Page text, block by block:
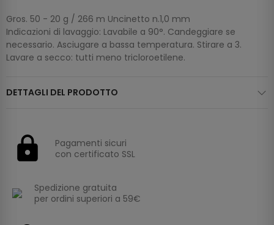
Gros. 50 - 20 g / 266 m Uncinetto n.1,0 mm
Indicazioni di lavaggio: Lavabile a 90°. Candeggiare se
necessario. Asciugare a bassa temperatura. Stirare a 3.
Lavare a secco: tutti meno tricloroetilene.
DETTAGLI DEL PRODOTTO
Pagamenti sicuri
con certificato SSL
Spedizione gratuita
per ordini superiori a 59€